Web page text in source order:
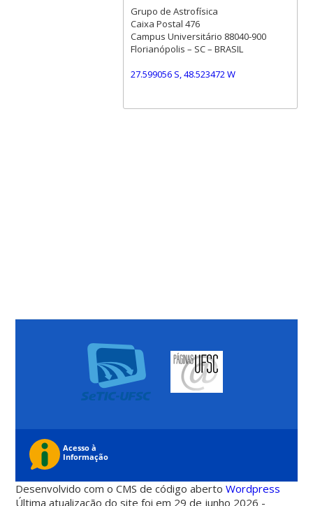
Grupo de Astrofísica
Caixa Postal 476
Campus Universitário 88040-900
Florianópolis – SC – BRASIL
27.599056 S, 48.523472 W
Desenvolvido com o CMS de código abertoWordpress
Última atualização do site foi em 29 de junho 2026 -